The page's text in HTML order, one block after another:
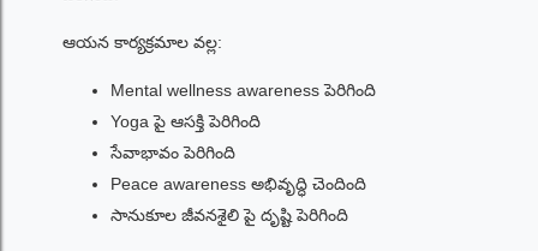
ఆయన కార్యక్రమాల వల్ల:
Mental wellness awareness పెరిగింది
Yoga పై ఆసక్తి పెరిగింది
సేవాభావం పెరిగింది
Peace awareness అభివృద్ధి చెందింది
సానుకూల జీవనశైలి పై దృష్టి పెరిగింది